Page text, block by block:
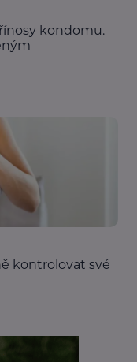
kondomu.
kontrolovat své